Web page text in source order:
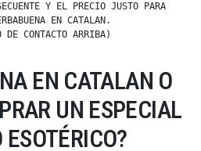
Y EL PRECIO JUSTO PARA
EN CATALAN.
DE CONTACTO ARRIBA)
EN CATALAN O
UN ESPECIAL